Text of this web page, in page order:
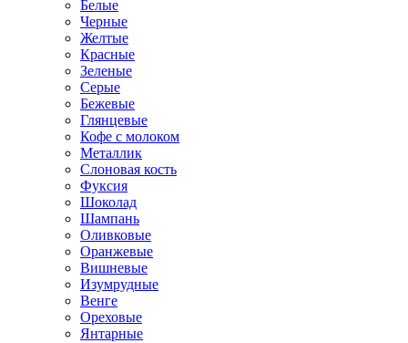
Белые
Черные
Желтые
Красные
Зеленые
Серые
Бежевые
Глянцевые
Кофе с молоком
Металлик
Слоновая кость
Фуксия
Шоколад
Шампань
Оливковые
Оранжевые
Вишневые
Изумрудные
Венге
Ореховые
Янтарные